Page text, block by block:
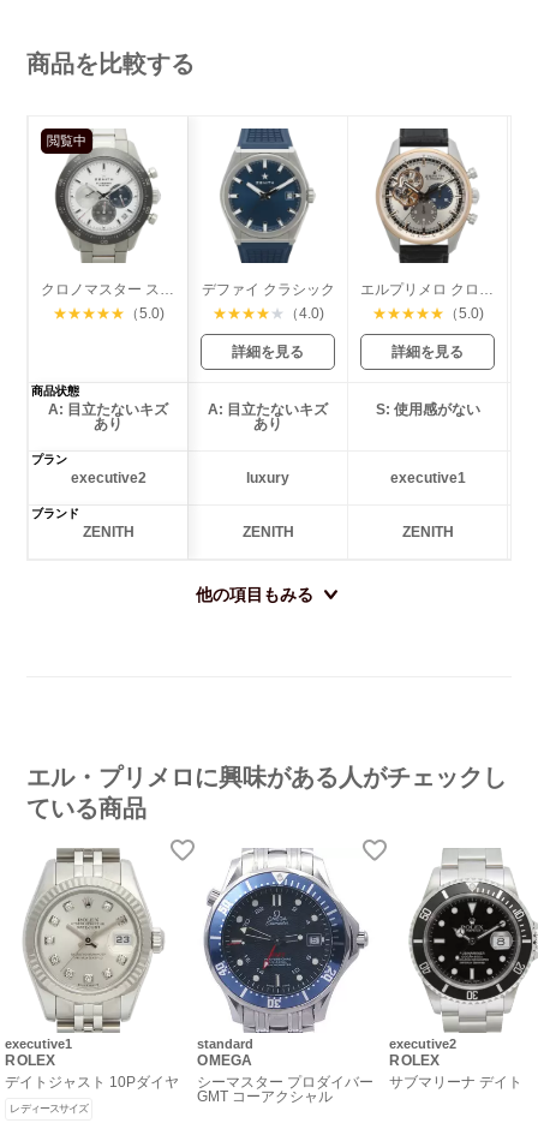
商品を比較する
閲覧中
クロノマスター スポーツ
★★★★★ （5.0)
デファイ クラシック
★★★★ ★ （4.0)
詳細を見る
エルプリメロ クロノマスター オープン
★★★★★ （5.0)
詳細を見る
商品状態
A: 目立たないキズ
あり
A: 目立たないキズ
あり
S: 使用感がない
プラン
executive2 luxury executive1
ブランド
ZENITH ZENITH ZENITH
他の項目もみる
エル・プリメロに興味がある人がチェックし
ている商品
executive1
ROLEX
デイトジャスト 10Pダイヤ
レディースサイズ
standard
OMEGA
シーマスター プロダイバー
GMT コーアクシャル
executive2
ROLEX
サブマリーナ デイト